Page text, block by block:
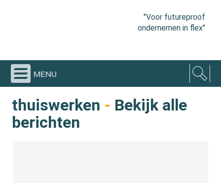
"Voor futureproof
ondernemen in flex"
menu
thuiswerken - Bekijk alle
berichten